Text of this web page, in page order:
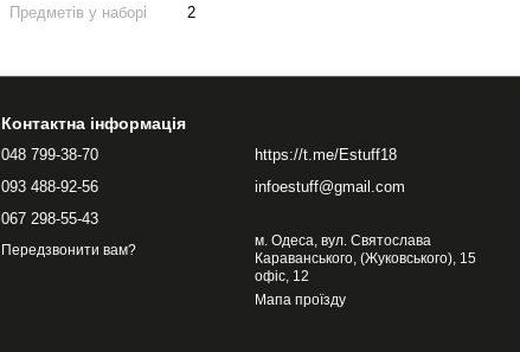
Предметів у наборі
2
Контактна інформація
048 799-38-70
093 488-92-56
067 298-55-43
Передзвонити вам?
https://t.me/Estuff18
infoestuff@gmail.com
м. Одеса, вул. Святослава
Караванського, (Жуковського), 15
офіс, 12
Мапа проїзду